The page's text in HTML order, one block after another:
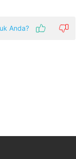
Anda?